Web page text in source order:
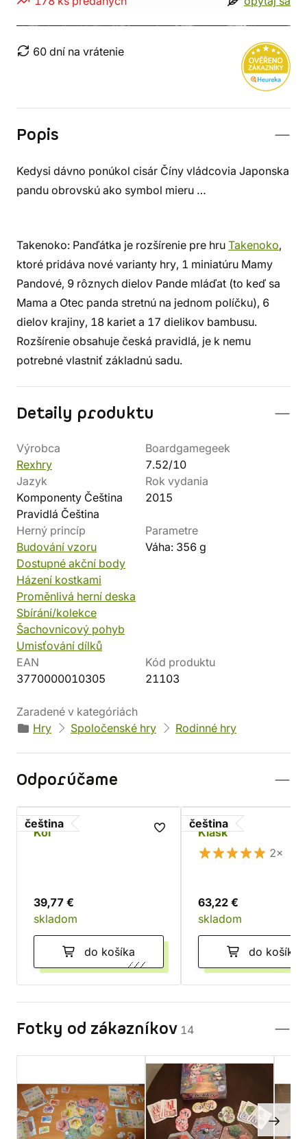
60 dní na vrátenie
Popis
Kedysi dávno ponúkol cisár Číny vládcovia Japonska
pandu obrovskú ako symbol mieru …
Takenoko: Panďátka je rozšírenie pre hru Takenoko,
ktoré pridáva nové varianty hry, 1 miniatúru Mamy
Pandové, 9 rôznych dielov Pande mláďat (to keď sa
Mama a Otec panda stretnú na jednom políčku), 6
dielov krajiny, 18 kariet a 17 dielikov bambusu.
Rozšírenie obsahuje česká pravidlá, je k nemu
potrebné vlastniť základnú sadu.
Detaily produktu
Výrobca
Rexhry
Boardgamegeek
7.52/10
Jazyk
Komponenty Čeština
Pravidlá Čeština
Rok vydania
2015
Herný princíp
Budování vzoru
Dostupné akční body
Házení kostkami
Proměnlivá herní deska
Sbírání/kolekce
Šachovnicový pohyb
Umisťování dílků
Parametre
Váha: 356 g
EAN
3770000010305
Kód produktu
21103
Zaradené v kategóriách
Hry
Spoločenské hry Rodinné hry
Odporúčame
čeština
Koi
39,77 €
skladom
do košíka
čeština
Klask
2×
63,22 €
skladom
do košíka
Fotky od zákazníkov 14